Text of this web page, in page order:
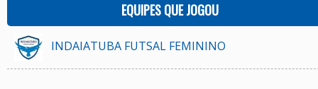
EQUIPES QUE JOGOU
INDAIATUBA FUTSAL FEMININO